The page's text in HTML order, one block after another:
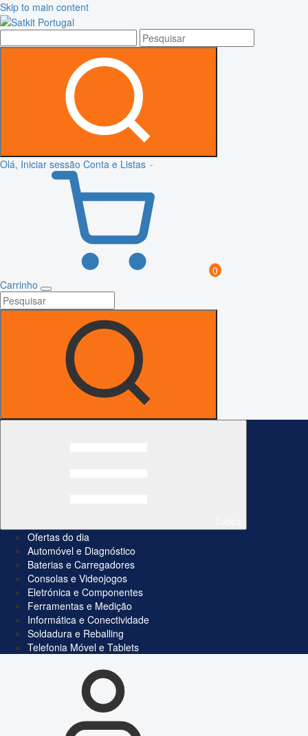
Skip to main content
Olá, Iniciar sessão Conta e Listas
0
Carrinho
Ofertas do dia
Automóvel e Diagnóstico
Baterias e Carregadores
Consolas e Videojogos
Eletrónica e Componentes
Ferramentas e Medição
Informática e Conectividade
Soldadura e Reballing
Telefonia Móvel e Tablets